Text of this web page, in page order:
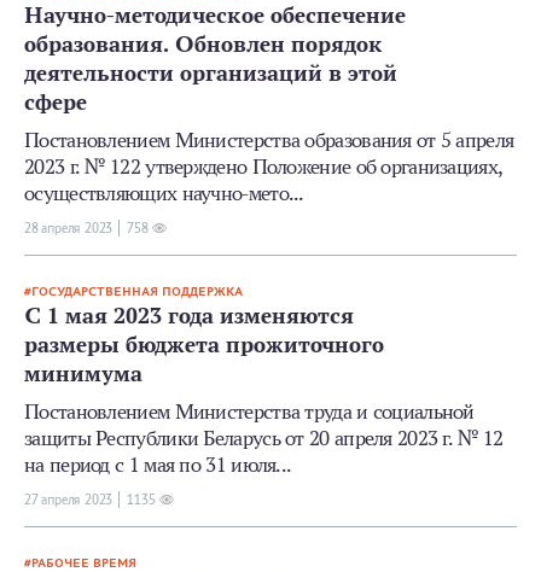
Научно-методическое обеспечение
образования. Обновлен порядок
деятельности организаций в этой
сфере
Постановлением Министерства образования от 5 апреля
2023 г. № 122 утверждено Положение об организациях,
осуществляющих научно-мето...
28 апреля 2023 758
ГОСУДАРСТВЕННАЯ ПОДДЕРЖКА
С 1 мая 2023 года изменяются
размеры бюджета прожиточного
минимума
Постановлением Министерства труда и социальной
защиты Республики Беларусь от 20 апреля 2023 г. № 12
на период с 1 мая по 31 июля...
27 апреля 2023 1135
РАБОЧЕЕ ВРЕМЯ